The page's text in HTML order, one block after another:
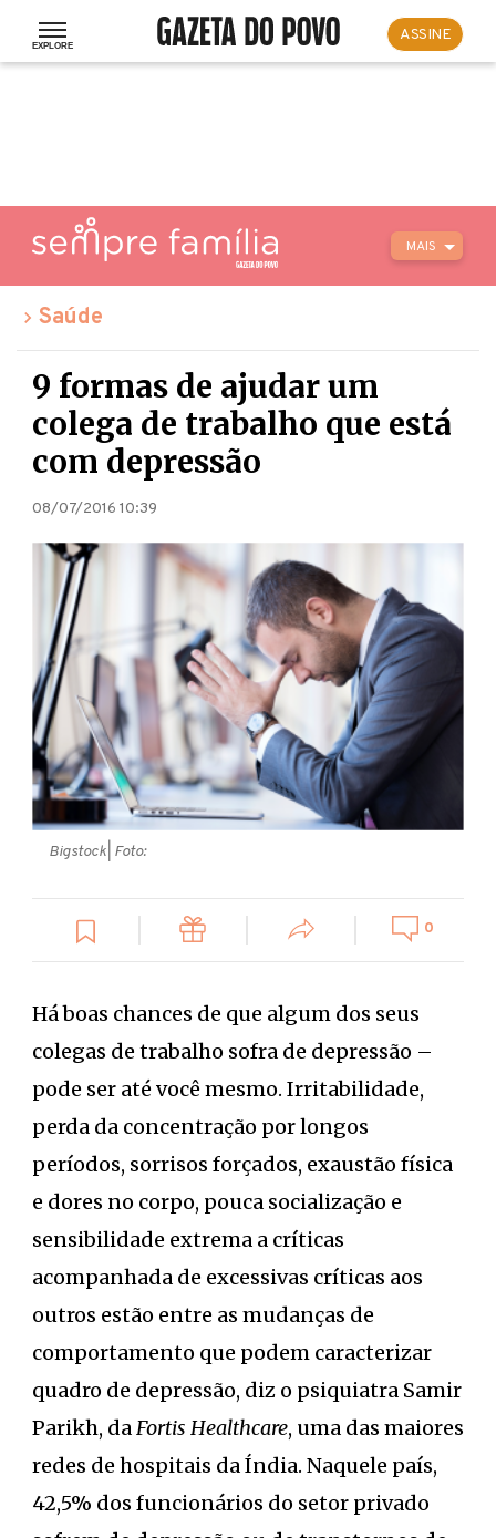
ASSINE
MAIS
Saúde
9 formas de ajudar um
colega de trabalho que está
com depressão
08/07/2016 10:39
Bigstock | Foto:
0
Há boas chances de que algum dos seus
colegas de trabalho sofra de depressão –
pode ser até você mesmo. Irritabilidade,
perda da concentração por longos
períodos, sorrisos forçados, exaustão física
e dores no corpo, pouca socialização e
sensibilidade extrema a críticas
acompanhada de excessivas críticas aos
outros estão entre as mudanças de
comportamento que podem caracterizar
quadro de depressão, diz o psiquiatra Samir
Parikh, daFortis Healthcare, uma das maiores
redes de hospitais da Índia. Naquele país,
42,5% dos funcionários do setor privado